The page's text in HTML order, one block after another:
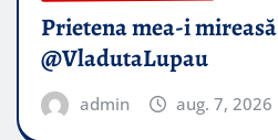
Prietena mea-i mireasă​
@VladutaLupau
admin aug. 7, 2026